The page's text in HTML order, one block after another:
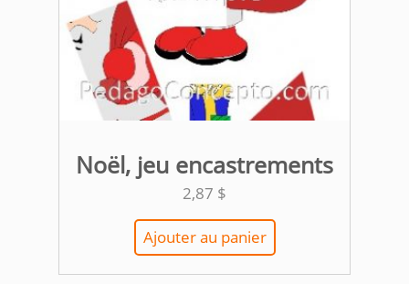
Noël, jeu encastrements
2,87 $
Ajouter au panier